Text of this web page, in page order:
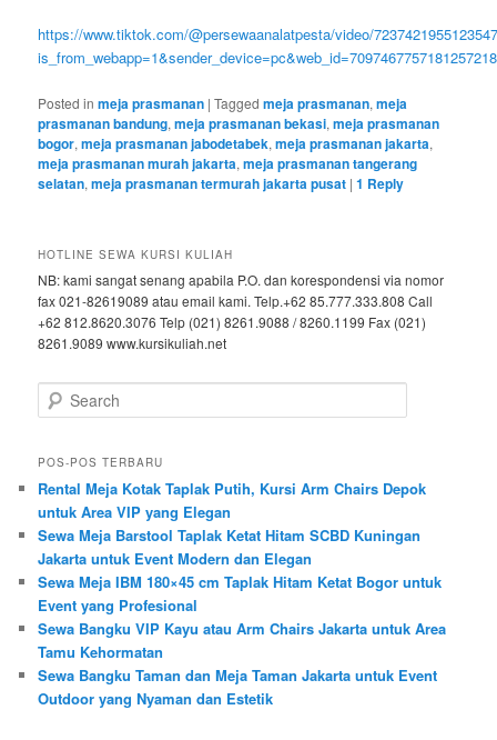
https://www.tiktok.com/@persewaanalatpesta/video/
is_from_webapp=1&sender_device=pc&web_id=7097467757181257218
Posted in meja prasmanan |Tagged meja prasmanan,meja
prasmanan bandung,meja prasmanan bekasi,meja prasmanan
bogor,meja prasmanan jabodetabek,meja prasmanan jakarta,
meja prasmanan murah jakarta,meja prasmanan tangerang
selatan,meja prasmanan termurah jakarta pusat |1 Reply
HOTLINE SEWA KURSI KULIAH
NB: kami sangat senang apabila P.O. dan korespondensi via nomor
fax 021-82619089 atau email kami. Telp.+62 85.777.333.808 Call
+62 812.8620.3076 Telp (021) 8261.9088 / 8260.1199 Fax (021)
8261.9089 www.kursikuliah.net
Search
POS-POS TERBARU
Rental Meja Kotak Taplak Putih, Kursi Arm Chairs Depok
untuk Area VIP yang Elegan
Sewa Meja Barstool Taplak Ketat Hitam SCBD Kuningan
Jakarta untuk Event Modern dan Elegan
Sewa Meja IBM 180×45 cm Taplak Hitam Ketat Bogor untuk
Event yang Profesional
Sewa Bangku VIP Kayu atau Arm Chairs Jakarta untuk Area
Tamu Kehormatan
Sewa Bangku Taman dan Meja Taman Jakarta untuk Event
Outdoor yang Nyaman dan Estetik